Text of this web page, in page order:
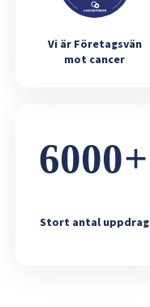
Vi är Företagsvän
mot cancer
Stort antal uppdrag